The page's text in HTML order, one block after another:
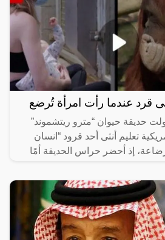
قرد عندما رأت امرأة تُرضع
حديقة حيوان “مترو ريتشموند”
تعليم أنثى أحد قرود “انسان
إذ أحضر حراس الحديقة أمًا